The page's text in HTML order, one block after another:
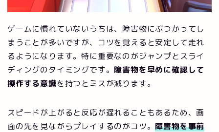
ゲームに慣れていないうちは、障害物にぶつかってし
まうことが多いですが、コツを覚えると安定して走れ
るようになります。特に重要なのがジャンプとスライ
ディングのタイミングです。 障害物を早めに確認して
操作する意識を持つとミスが減ります。
スピードが上がると反応が遅れることもあるため、画
面の先を見ながらプレイするのがコツ。障害物を事前